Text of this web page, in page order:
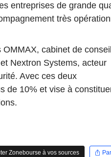
entreprises de grande
très
cabinet de
Nextron Systems, acteur
Avec ces deux
de 10% et vise à
Zonebourse à vos sources